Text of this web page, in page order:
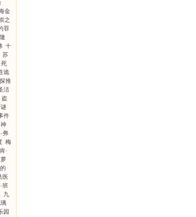
金
之
罪
十
苏
死
诡
推
洁
盗
件
弗
梅
肯·
医
班
九
园